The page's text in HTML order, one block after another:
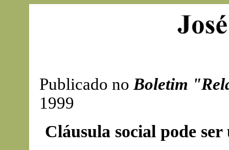
Publicado no Boletim
1999
Cláusula social pode